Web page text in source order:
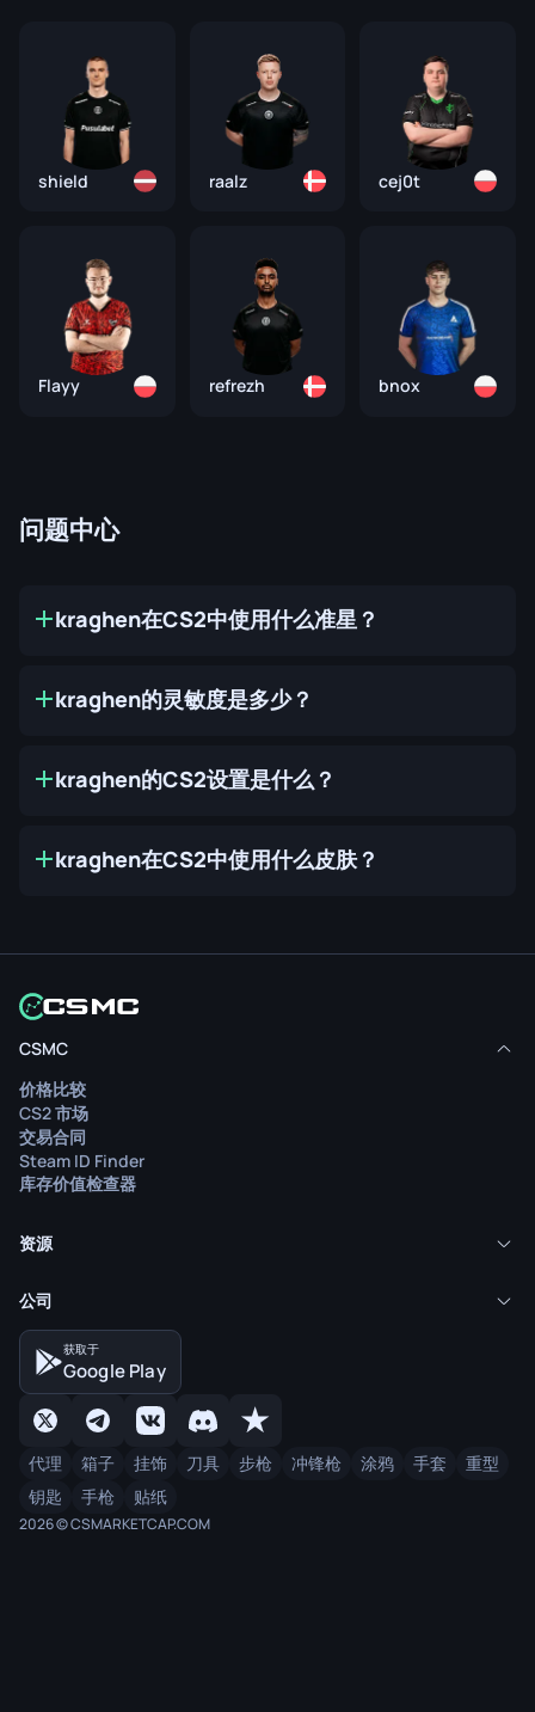
shield raalz cej0t
Flayy refrezh bnox
问题中心
kraghen在CS2中使用什么准星？
kraghen的灵敏度是多少？
kraghen的CS2设置是什么？
kraghen在CS2中使用什么皮肤？
CSMC
价格比较
CS2 市场
交易合同
Steam ID Finder
库存价值检查器
资源
公司
获取于
Google Play
代理 箱子 挂饰 刀具 步枪 冲锋枪 涂鸦 手套
重型
钥匙
手枪 贴纸
2026 © CSMARKETCAP.COM